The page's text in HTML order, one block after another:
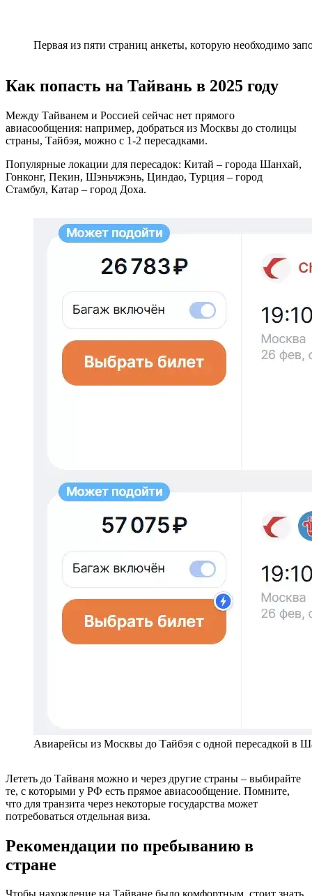
Первая из пяти страниц анкеты, которую необходимо
Как попасть на Тайвань в 2025 году
Между Тайванем и Россией сейчас нет прямого
авиасообщения: например, добраться из Москвы до столицы
страны, Тайбэя, можно с 1-2 пересадками.
Популярные локации для пересадок: Китай – города Шанхай,
Гонконг, Пекин, Шэньчжэнь, Циндао, Турция – город
Стамбул, Катар – город Доха.
Авиарейсы из Москвы до Тайбэя с одной пересадкой в
Лететь до Тайваня можно и через другие страны – выбирайте
те, с которыми у РФ есть прямое авиасообщение. Помните,
что для транзита через некоторые государства может
потребоваться отдельная виза.
Рекомендации по пребыванию в
стране